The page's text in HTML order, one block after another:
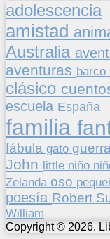
adolescencia
amistad
Australia
aventuras barco
clásico
escuela España
familia
fábula gato guerra
John little niño
Zelanda oso
poesía Robert
William
Copyright © 2026.